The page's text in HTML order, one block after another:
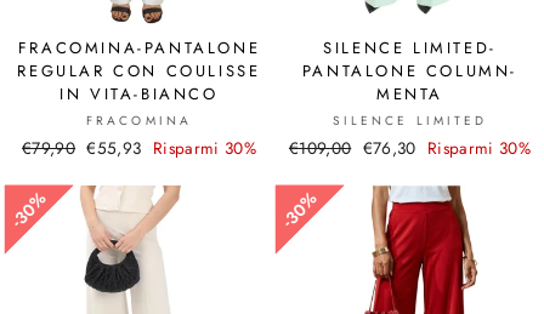
FRACOMINA-PANTALONE
REGULAR CON COULISSE
IN VITA-BIANCO
FRACOMINA
Prezzo
listino
€79,90 Prezzo
€55,93 Risparmi 30%
SILENCE LIMITED-
PANTALONE COLUMN-
MENTA
SILENCE LIMITED
Prezzo
listino
€109,00 Prezzo
€76,30 Risparmi 30%
30%
30% 30%
30%